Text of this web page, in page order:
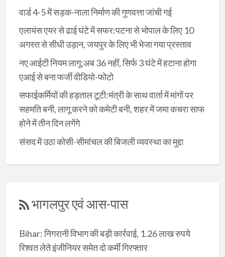
वार्ड 4-5 में सड़क-नाला निर्माण की गुणवत्ता जांची गई
एलायंस एयर से ढाई घंटे में सफर:पटना से भोपाल के लिए 10
अगस्त से सीधी उड़ान, जयपुर के लिए भी भेजा गया प्रस्ताव
नए आईटी नियम लागू:अब 36 नहीं, सिर्फ 3 घंटे में हटाना होगा
एआई से बना फर्जी वीडियो-फोटो
सफाईकर्मियों की हड़ताल टूटी:मंत्री के साथ वार्ता में मांगों पर
सहमति बनी, लागू करने को कमेटी बनी, शहर में जमा कचरा साफ
होने में तीन दिन लगेंगे
संसद में उठा कोसी-सीमांचल की बिजली व्यवस्था का मुद्दा
भागलपुर एवं आस-पास
Bihar: निगरानी विभाग की बड़ी कार्रवाई, 1.26 लाख रुपये
रिश्वत लेते इंजीनियर समेत दो कर्मी गिरफ्तार